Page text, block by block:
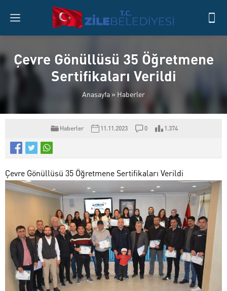
Çevre Gönüllüsü 35 Öğretmene
Sertifikaları Verildi
Anasayfa » Haberler
Haberler 11.11.2023 0 1.374
Çevre Gönüllüsü 35 Öğretmene Sertifikaları Verildi